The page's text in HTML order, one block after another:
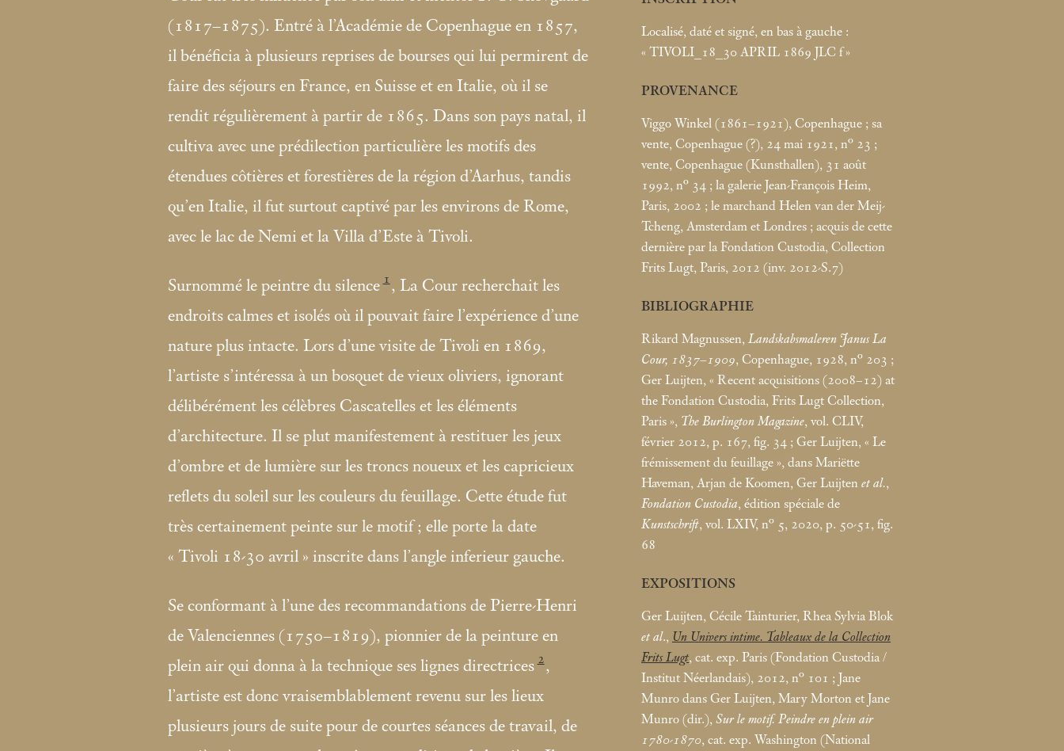
(1817–1875). Entré à l’Académie de Copenhague en 1857,
il bénéficia à plusieurs reprises de bourses qui lui permirent de
faire des séjours en France, en Suisse et en Italie, où il se
rendit régulièrement à partir de 1865. Dans son pays natal, il
cultiva avec une prédilection particulière les motifs des
étendues côtières et forestières de la région d’Aarhus, tandis
qu’en Italie, il fut surtout captivé par les environs de Rome,
avec le lac de Nemi et la Villa d’Este à Tivoli.
Surnommé le peintre du silence 1 , La Cour recherchait les
endroits calmes et isolés où il pouvait faire l’expérience d’une
nature plus intacte. Lors d’une visite de Tivoli en 1869,
l’artiste s’intéressa à un bosquet de vieux oliviers, ignorant
délibérément les célèbres Cascatelles et les éléments
d’architecture. Il se plut manifestement à restituer les jeux
d’ombre et de lumière sur les troncs noueux et les capricieux
reflets du soleil sur les couleurs du feuillage. Cette étude fut
très certainement peinte sur le motif ; elle porte la date
« Tivoli 18-30 avril » inscrite dans l’angle inferieur gauche.
Se conformant à l’une des recommandations de Pierre-Henri
de Valenciennes (1750–1819), pionnier de la peinture en
plein air qui donna à la technique ses lignes directrices 2,
l’artiste est donc vraisemblablement revenu sur les lieux
plusieurs jours de suite pour de courtes séances de travail, de
Localisé, daté et signé, en bas à gauche :
« TIVOLI_18_30 APRIL 1869 JLC f »
PROVENANCE
Viggo Winkel (1861–1921), Copenhague ; sa
vente, Copenhague (?), 24 mai 1921, n° 23 ;
vente, Copenhague (Kunsthallen), 31 août
1992, n° 34 ; la galerie Jean-François Heim,
Paris, 2002 ; le marchand Helen van der Meij-
Tcheng, Amsterdam et Londres ; acquis de cette
dernière par la Fondation Custodia, Collection
Frits Lugt, Paris, 2012 (inv. 2012-S.7)
BIBLIOGRAPHIE
Rikard Magnussen, Landskabsmaleren Janus La
Cour, 1837–1909, Copenhague, 1928, n° 203 ;
Ger Luijten, « Recent acquisitions (2008–12) at
the Fondation Custodia, Frits Lugt Collection,
Paris », The Burlington Magazine, vol. CLIV,
février 2012, p. 167, fig. 34 ; Ger Luijten, « Le
frémissement du feuillage », dans Mariëtte
Haveman, Arjan de Koomen, Ger Luijten et al.,
Fondation Custodia, édition spéciale de
Kunstschrift, vol. LXIV, n° 5, 2020, p. 50-51, fig.
68
EXPOSITIONS
Ger Luijten, Cécile Tainturier, Rhea Sylvia Blok
et al., Un Univers intime. Tableaux de la Collection
Frits Lugt, cat. exp. Paris (Fondation Custodia /
Institut Néerlandais), 2012, n° 101 ; Jane
Munro dans Ger Luijten, Mary Morton et Jane
Munro (dir.), Sur le motif. Peindre en plein air
1780-1870, cat. exp. Washington (National